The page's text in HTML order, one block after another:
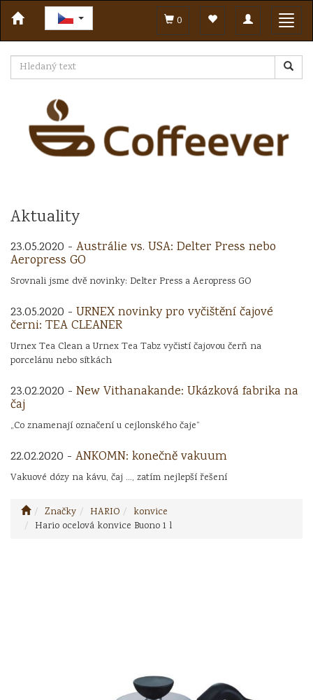
Toggle
navigation
0
Aktuality
23.05.2020 - Austrálie vs. USA: Delter Press nebo
Aeropress GO
Srovnali jsme dvě novinky: Delter Press a Aeropress GO
23.05.2020 - URNEX novinky pro vyčištění čajové
černi: TEA CLEANER
Urnex Tea Clean a Urnex Tea Tabz vyčistí čajovou čerň na
porcelánu nebo sítkách
23.02.2020 - New Vithanakande: Ukázková fabrika na
čaj
„Co znamenají označení u cejlonského čaje“
22.02.2020 - ANKOMN: konečně vakuum
Vakuové dózy na kávu, čaj ..., zatím nejlepší řešení
Značky HARIO
konvice
Hario ocelová konvice Buono 1 l